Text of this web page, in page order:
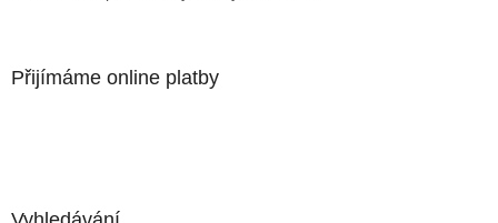
Přijímáme online platby